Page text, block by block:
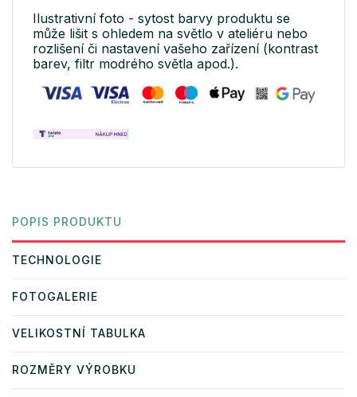
Ilustrativní foto - sytost barvy produktu se
může lišit s ohledem na světlo v ateliéru nebo
rozlišení či nastavení vašeho zařízení (kontrast
barev, filtr modrého světla apod.).
POPIS PRODUKTU
TECHNOLOGIE
FOTOGALERIE
VELIKOSTNÍ TABULKA
ROZMĚRY VÝROBKU